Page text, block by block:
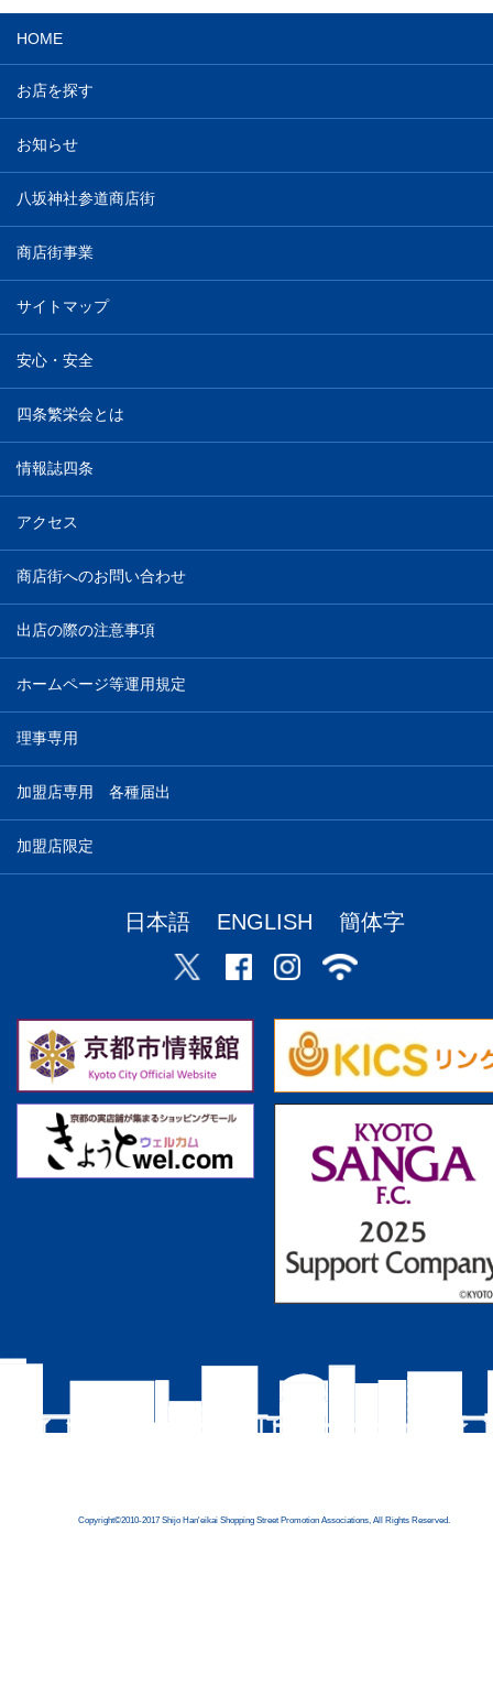
HOME
お店を探す
お知らせ
八坂神社参道商店街
商店街事業
サイトマップ
安心・安全
四条繁栄会とは
情報誌四条
アクセス
商店街へのお問い合わせ
出店の際の注意事項
ホームページ等運用規定
理事専用
加盟店専用 各種届出
加盟店限定
日本語 ENGLISH 簡体字
Copyright©2010-2017 Shijo Han'eikai Shopping Street Promotion Associations, All Rights Reserved.